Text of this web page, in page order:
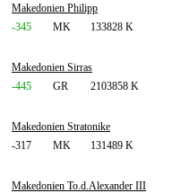
Makedonien Philipp
-345
MK 133828 K
Makedonien Sirras
-445
GR 2103858 K
Makedonien Stratonike
-317
MK 131489 K
Makedonien To.d.Alexander III